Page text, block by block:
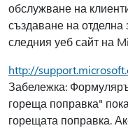
обслужване на
създаване на отделна
следния уеб сайт на
http://
Забележка:
гореща поправка"
горещата поправка.